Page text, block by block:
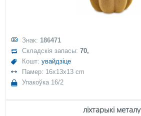
Знак: 186471
Складскія запасы:70,
Кошт:увайдзіце
Памер: 16x13x13 cm
Упакоўка 16/2
ліхтарыкі металу